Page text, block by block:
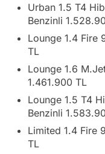
Urban 1.5 T4
Benzinli
Lounge 1.4 Fire
TL
Lounge 1.6
1.461.900 TL
Lounge 1.5 T4
Benzinli
Limited 1.4 Fire
TL